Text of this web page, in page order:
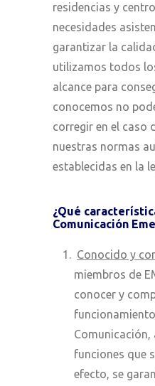
residencias y
necesidades
garantizar la
utilizamos todos
alcance para
conocemos no
corregir en el caso
nuestras normas
establecidas en la
¿Qué
Comunicación
Conocido y
miembros de
conocer y
Comunicación,
funciones que
efecto, se